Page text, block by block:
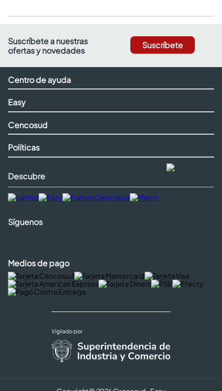
Suscríbete a nuestras
ofertas y novedades
Suscríbete
Centro de ayuda
Easy
Cencosud
Políticas
Descubre
Síguenos
Medios de pago